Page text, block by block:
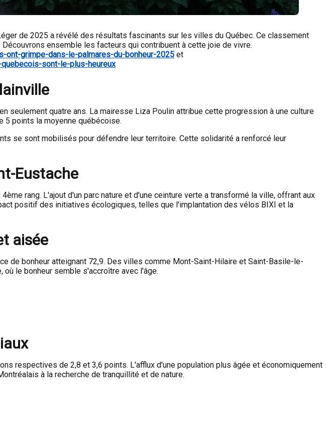
de 2025 a révélé des résultats fascinants sur les villes du Québec. Ce classement
ensemble les facteurs qui contribuent à cette joie de vivre.
grimpe-dans-le-palmares-du-bonheur-2025 et
sont-le-plus-heureux
seulement quatre ans. La mairesse Liza Poulin attribue cette progression à une culture
5 points la moyenne québécoise.
se sont mobilisés pour défendre leur territoire. Cette solidarité a renforcé leur
Eustache
rang. L'ajout d'un parc nature et d'une ceinture verte a transformé la ville, offrant aux
positif des initiatives écologiques, telles que l'implantation des vélos BIXI et la
aisée
de bonheur atteignant 72,9. Des villes comme Mont-Saint-Hilaire et Saint-Basile-le-
le bonheur semble s'accroître avec l'âge.
respectives de 2,8 et 3,6 points. L'afflux d'une population plus âgée et économiquement
à la recherche de tranquillité et de nature.